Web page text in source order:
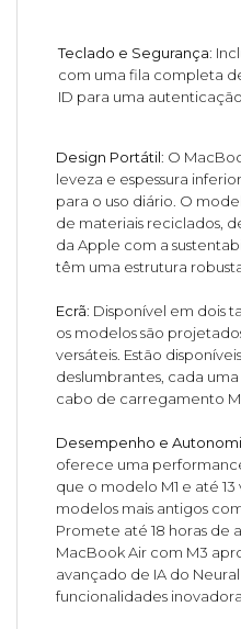
Teclado e Segurança:
com uma fila completa
ID para uma
Design Portátil: O
leveza e espessura
para o uso diário. O
de materiais reciclados,
da Apple com a
têm uma estrutura
Ecrã: Disponível em dois
os modelos são
versáteis. Estão
deslumbrantes, cada
cabo de carregamento
Desempenho e
oferece uma
que o modelo M1 e até
modelos mais antigos
Promete até 18 horas de
MacBook Air com M3
avançado de IA do
funcionalidades